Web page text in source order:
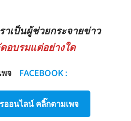
าเป็นผู้ช่วยกระจายข่าว
อบรมแต่อย่างใด
พจ FACEBOOK :
ออนไลน์ คลิ๊กตามเพจ